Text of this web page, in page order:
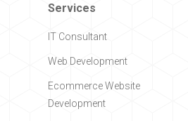
Services
IT Consultant
Web Development
Ecommerce Website
Development